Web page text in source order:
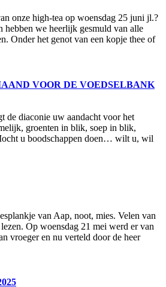
onze high-tea op woensdag 25 juni jl.?
hebben we heerlijk gesmuld van alle
Onder het genot van een kopje thee of
VOOR DE VOEDSELBANK
de diaconie uw aandacht voor het
groenten in blik, soep in blik,
u boodschappen doen… wilt u, wil
van Aap, noot, mies. Velen van
Op woensdag 21 mei werd er van
vroeger en nu verteld door de heer